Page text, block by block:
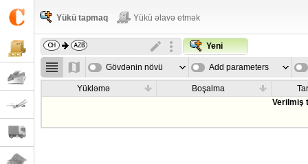
Yükü tapmaq Yükü əlavə etmək
Yeni
Gövdənin növü Add parameters
Yükləmə Boşalma
Verilmiş